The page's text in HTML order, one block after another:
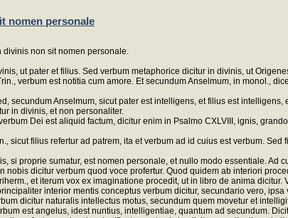
nomen personale
divinis non sit nomen personale.
ut pater et filius. Sed verbum metaphorice dicitur in divinis, ut
verbum est notitia cum amore. Et secundum Anselmum, in monol.,
secundum Anselmum, sicut pater est intelligens, et filius est
in divinis, et non personaliter.
Dei est aliquid factum, dicitur enim in Psalmo CXLVIII, ignis,
sicut filius refertur ad patrem, ita et verbum ad id cuius est verbum.
si proprie sumatur, est nomen personale, et nullo modo essentiale.
nobis dicitur verbum quod voce profertur. Quod quidem ab interiori
et iterum vox ex imaginatione procedit, ut in libro de anima
interior mentis conceptus verbum dicitur, secundario vero,
dicitur naturalis intellectus motus, secundum quem movetur et
est angelus, idest nuntius, intelligentiae, quantum ad secundum.